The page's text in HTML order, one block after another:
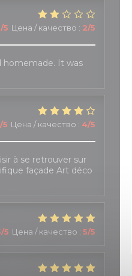
/5 Цена / качество : 2/5
homemade. It was
/5 Цена / качество : 4/5
à se retrouver sur
façade Art déco
/5 Цена / качество : 5/5